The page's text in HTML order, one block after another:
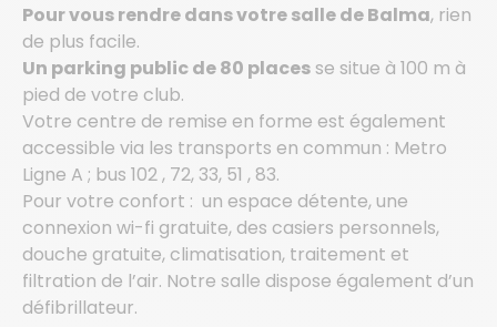
Pour vous rendre dans votre salle de Balma, rien
de plus facile.
Un parking public de 80 places se situe à 100 m à
pied de votre club.
Votre centre de remise en forme est également
accessible via les transports en commun : Metro
Ligne A ; bus 102 , 72, 33, 51 , 83.
Pour votre confort : un espace détente, une
connexion wi-fi gratuite, des casiers personnels,
douche gratuite, climatisation, traitement et
filtration de l’air. Notre salle dispose également d’un
défibrillateur.